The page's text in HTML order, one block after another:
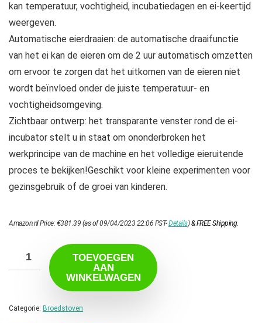
kan temperatuur, vochtigheid, incubatiedagen en ei-keertijd
weergeven.
Automatische eierdraaien: de automatische draaifunctie
van het ei kan de eieren om de 2 uur automatisch omzetten
om ervoor te zorgen dat het uitkomen van de eieren niet
wordt beïnvloed onder de juiste temperatuur- en
vochtigheidsomgeving.
Zichtbaar ontwerp: het transparante venster rond de ei-
incubator stelt u in staat om ononderbroken het
werkprincipe van de machine en het volledige eieruitende
proces te bekijken!Geschikt voor kleine experimenten voor
gezinsgebruik of de groei van kinderen.
Amazon.nl Price:€381.39 (as of 09/04/2023 22:06 PST-Details)&FREE Shipping.
TOEVOEGEN
AAN
WINKELWAGEN
Categorie: Broedstoven